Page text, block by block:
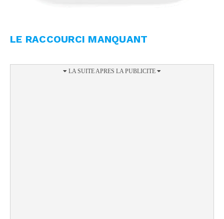
LE RACCOURCI MANQUANT